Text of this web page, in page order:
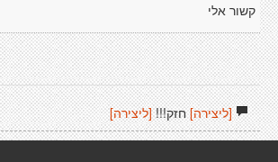
קשור אלי
[ליצירה]חזק!!![ליצירה]